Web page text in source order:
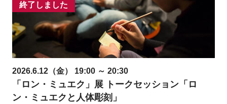
終了しました
2026.6.12（金） 19:00 ～ 20:30
「ロン・ミュエク」展 トークセッション「ロ
ン・ミュエクと人体彫刻」